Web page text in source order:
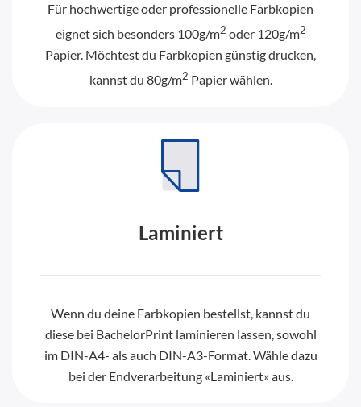
Für hochwertige oder professionelle Farbkopien
eignet sich besonders 100g/m2 oder 120g/m2
Papier. Möchtest du Farbkopien günstig drucken,
kannst du 80g/m2 Papier wählen.
Laminiert
Wenn du deine Farbkopien bestellst, kannst du
diese bei BachelorPrint laminieren lassen, sowohl
im DIN-A4- als auch DIN-A3-Format. Wähle dazu
bei der Endverarbeitung «Laminiert» aus.